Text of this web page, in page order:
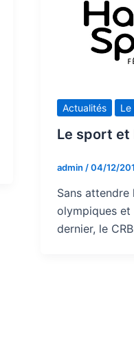
Actualités
Le sport et
admin /04/12/
Sans attendre
olympiques et
dernier, le